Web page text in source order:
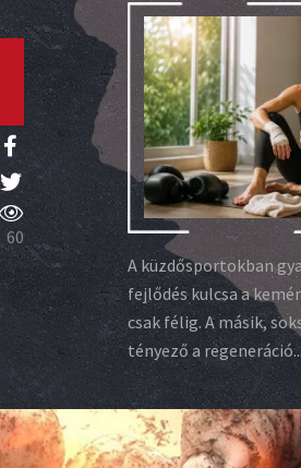
60
A küzdősportokban
fejlődés kulcsa a
csak félig. A másik,
tényező a